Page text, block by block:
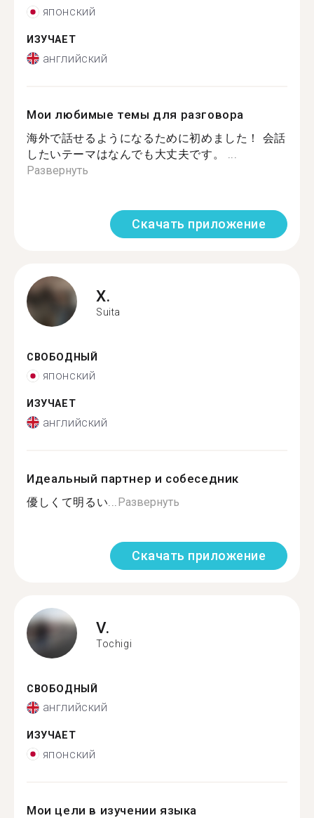
японский
ИЗУЧАЕТ
английский
Мои любимые темы для разговора
海外で話せるようになるために初めました！ 会話
したいテーマはなんでも大丈夫です。 ...
Развернуть
Скачать приложение
X.
Suita
СВОБОДНЫЙ
японский
ИЗУЧАЕТ
английский
Идеальный партнер и собеседник
優しくて明るい... Развернуть
Скачать приложение
V.
Tochigi
СВОБОДНЫЙ
английский
ИЗУЧАЕТ
японский
Мои цели в изучении языка